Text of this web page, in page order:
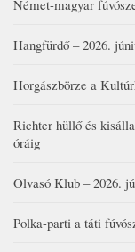
Német-magyar
Hangfürdő – 2026.
Horgászbörze a
Richter hüllő és
óráig
Olvasó Klub – 2026.
Polka-parti a táti